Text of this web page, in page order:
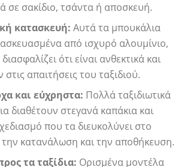
σε σακίδιο, τσάντα ή αποσκευή.
κατασκευή: Αυτά τα μπουκάλια
από ισχυρό αλουμίνιο,
ότι είναι ανθεκτικά και
στις απαιτήσεις του ταξιδιού.
και εύχρηστα: Πολλά ταξιδιωτικά
διαθέτουν στεγανά καπάκια και
που τα διευκολύνει στο
την κατανάλωση και την αποθήκευση.
τα ταξίδια: Ορισμένα μοντέλα